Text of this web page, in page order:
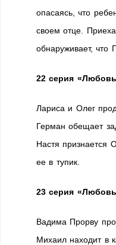
опасаясь, что
своем отце.
обнаруживает, что
22 серия
Лариса и Олег
Герман обещает
Настя признается
ее в тупик.
23 серия
Вадима Прорву
Михаил находит в